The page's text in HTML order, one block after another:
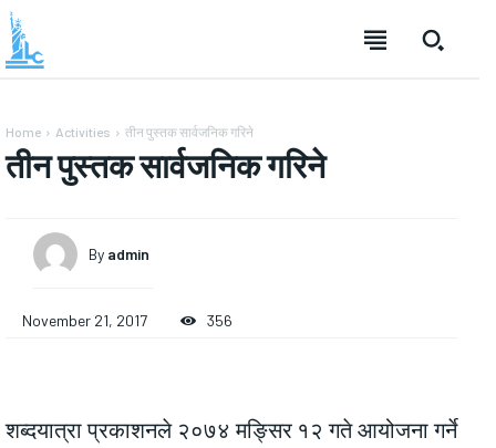
Home Activities तीन पुस्तक सार्वजनिक गरिने
तीन पुस्तक सार्वजनिक गरिने
By admin
November 21, 2017 356
शब्दयात्रा प्रकाशनले २०७४ मङ्सिर १२ गते आयोजना गर्ने